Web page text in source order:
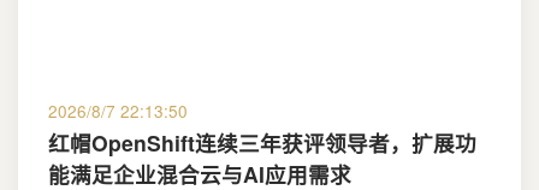
2026/8/7 22:13:50
红帽OpenShift连续三年获评领导者，扩展功
能满足企业混合云与AI应用需求